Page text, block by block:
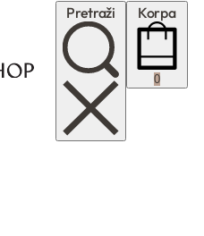
Pretraži Korpa
0